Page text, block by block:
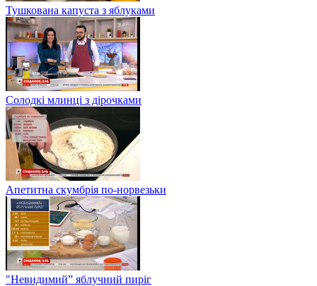
Тушкована капуста з яблуками
Солодкі млинці з дірочками
Апетитна скумбрія по-норвезьки
"Невидимий” яблучний пиріг